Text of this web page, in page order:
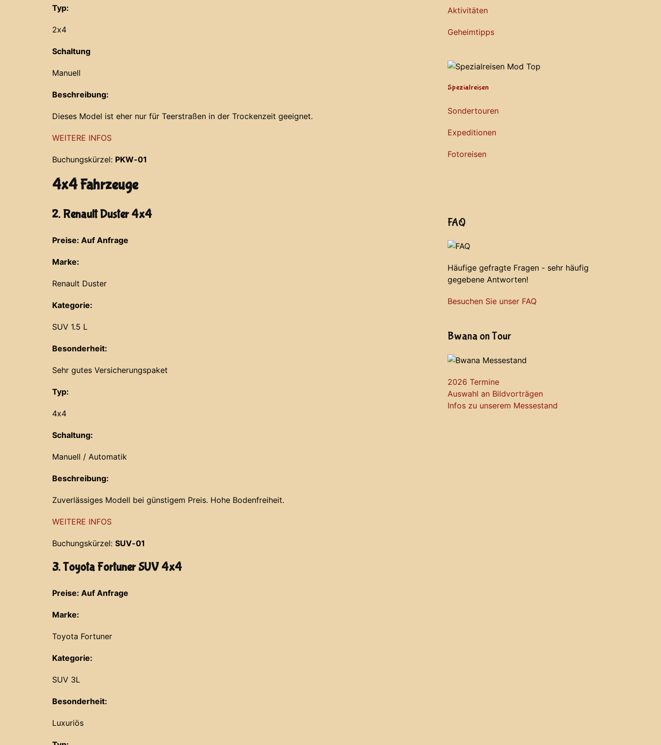
Typ:
2x4
Schaltung
Manuell
Beschreibung:
Dieses Model ist eher nur für Teerstraßen in der Trockenzeit geeignet.
WEITERE INFOS
Buchungskürzel: PKW-01
4x4 Fahrzeuge
2. Renault Duster 4x4
Preise: Auf Anfrage
Marke:
Renault Duster
Kategorie:
SUV 1.5 L
Besonderheit:
Sehr gutes Versicherungspaket
Typ:
4x4
Schaltung:
Manuell / Automatik
Beschreibung:
Zuverlässiges Modell bei günstigem Preis. Hohe Bodenfreiheit.
WEITERE INFOS
Buchungskürzel: SUV-01
3. Toyota Fortuner SUV 4x4
Preise: Auf Anfrage
Marke:
Toyota Fortuner
Kategorie:
SUV 3L
Besonderheit:
Luxuriös
Aktivitäten
Geheimtipps
Spezialreisen
Sondertouren
Expeditionen
Fotoreisen
FAQ
Häufige gefragte Fragen - sehr häufig
gegebene Antworten!
Besuchen Sie unser FAQ
Bwana on Tour
2026 Termine
Auswahl an Bildvorträgen
Infos zu unserem Messestand